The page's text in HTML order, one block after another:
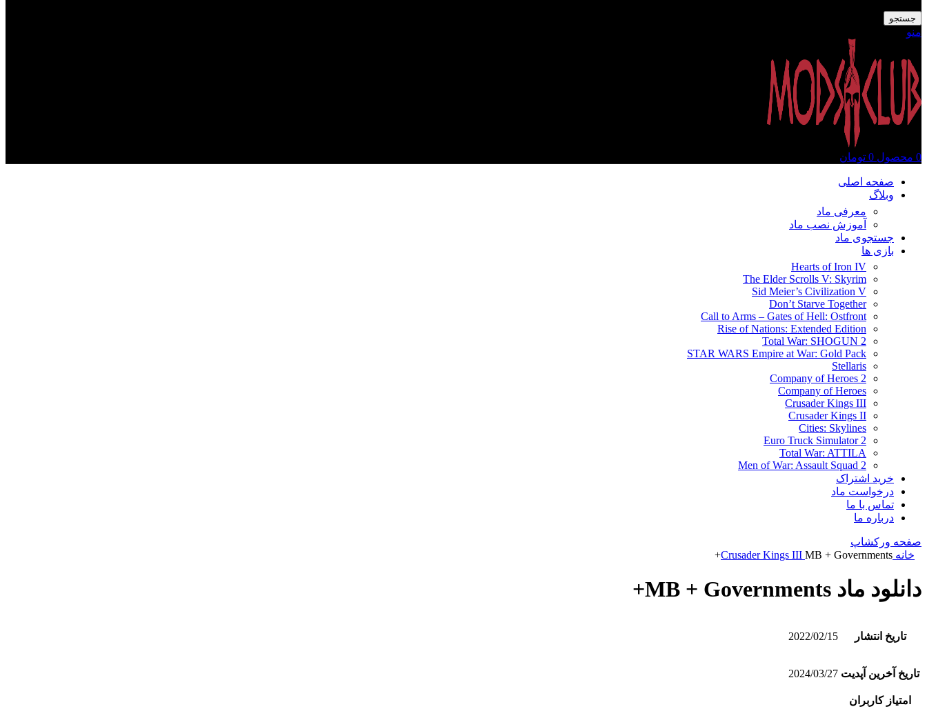
جستجو
منو
0 محصول 0 تومان
صفحه اصلی
وبلاگ
معرفی ماد
آموزش نصب ماد
جستجوی ماد
بازی ها
Hearts of Iron IV
The Elder Scrolls V: Skyrim
Sid Meier’s Civilization V
Don’t Starve Together
Call to Arms – Gates of Hell: Ostfront
Rise of Nations: Extended Edition
Total War: SHOGUN 2
STAR WARS Empire at War: Gold Pack
Stellaris
Company of Heroes 2
Company of Heroes
Crusader Kings III
Crusader Kings II
Cities: Skylines
Euro Truck Simulator 2
Total War: ATTILA
Men of War: Assault Squad 2
خرید اشتراک
درخواست ماد
تماس با ما
درباره ما
صفحه ورکشاپ
خانه
Crusader Kings III MB + Governments+
دانلود ماد MB + Governments+
تاریخ انتشار 2022/02/15
تاریخ آخرین آپدیت 2024/03/27
امتیاز کاربران